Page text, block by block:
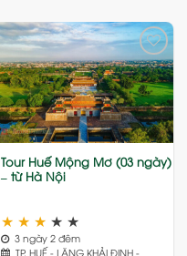
Add
to
wishlist
Tour Huế Mộng Mơ (03 ngày)
– từ Hà Nội
★ ★ ★ ★ ★
3 ngày 2 đêm
TP. HUẾ - LĂNG KHẢI ĐỊNH -